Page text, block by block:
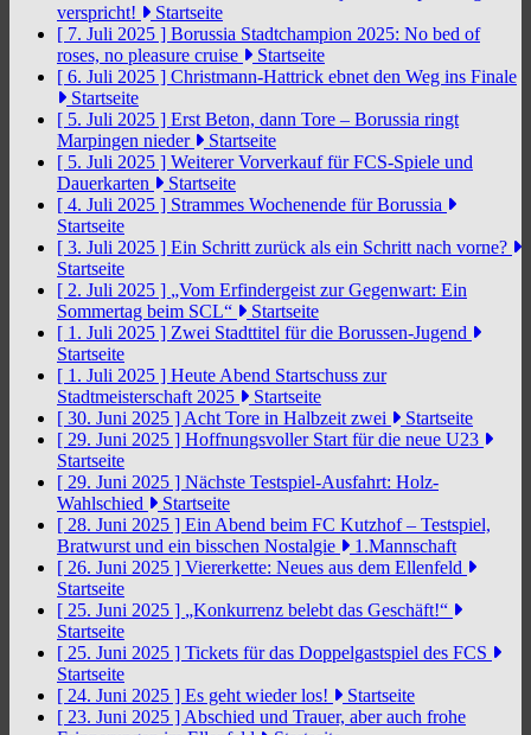
verspricht!
Startseite
[ 7. Juli 2025 ] Borussia Stadtchampion 2025: No bed of
roses, no pleasure cruise
Startseite
[ 6. Juli 2025 ] Christmann-Hattrick ebnet den Weg ins Finale
Startseite
[ 5. Juli 2025 ] Erst Beton, dann Tore – Borussia ringt
Marpingen nieder
Startseite
[ 5. Juli 2025 ] Weiterer Vorverkauf für FCS-Spiele und
Dauerkarten
Startseite
[ 4. Juli 2025 ] Strammes Wochenende für Borussia
Startseite
[ 3. Juli 2025 ] Ein Schritt zurück als ein Schritt nach vorne?
Startseite
[ 2. Juli 2025 ] „Vom Erfindergeist zur Gegenwart: Ein
Sommertag beim SCL“
Startseite
[ 1. Juli 2025 ] Zwei Stadttitel für die Borussen-Jugend
Startseite
[ 1. Juli 2025 ] Heute Abend Startschuss zur
Stadtmeisterschaft 2025
Startseite
[ 30. Juni 2025 ] Acht Tore in Halbzeit zwei
Startseite
[ 29. Juni 2025 ] Hoffnungsvoller Start für die neue U23
Startseite
[ 29. Juni 2025 ] Nächste Testspiel-Ausfahrt: Holz-
Wahlschied
Startseite
[ 28. Juni 2025 ] Ein Abend beim FC Kutzhof – Testspiel,
Bratwurst und ein bisschen Nostalgie
1.Mannschaft
[ 26. Juni 2025 ] Viererkette: Neues aus dem Ellenfeld
Startseite
[ 25. Juni 2025 ] „Konkurrenz belebt das Geschäft!“
Startseite
[ 25. Juni 2025 ] Tickets für das Doppelgastspiel des FCS
Startseite
[ 24. Juni 2025 ] Es geht wieder los!
Startseite
[ 23. Juni 2025 ] Abschied und Trauer, aber auch frohe